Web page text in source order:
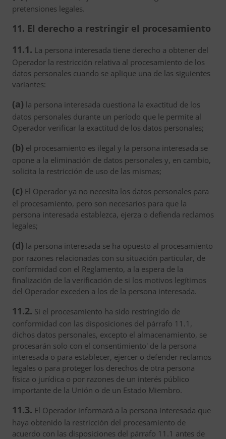
pretensiones legales.
11. El derecho a restringir el procesamiento
11.1. La persona interesada tiene derecho a obtener del
Operador la restricción relativa al procesamiento de los
datos personales cuando se aplique una de las siguientes
variantes:
(a) la persona interesada cuestiona la exactitud de los
datos personales durante un período que le permite al
Operador verificar la exactitud de los datos personales;
(b) el procesamiento es ilegal y la persona interesada se
opone a la eliminación de datos personales y, en cambio,
solicita la restricción de uso de las mismas;
(c) El Operador ya no necesita los datos personales para
el procesamiento, pero son necesarios para que la
persona interesada establezca, ejerza o defienda reclamos
legales;
(d) la persona interesada se ha opuesto al procesamiento
por razones relacionadas con su situación particular, de
conformidad con el Reglamento, a la espera de la
finalización de la verificación de si los motivos legítimos
del Operador exceden a los de la persona interesada.
11.2. Si el procesamiento ha sido restringido de
conformidad con las disposiciones del párrafo 11.1,
dichos datos personales, excepto el almacenamiento, se
procesarán solo con el consentimiento' de la persona
interesada o para establecer, ejercer o defender reclamos
legales o para proteger los derechos de otra persona
física o jurídica o por razones de un interés público
importante de la Unión o de un Estado Miembro.
11.3. El Operador informará a la persona interesada que
haya obtenido la restricción del procesamiento de
acuerdo con las disposiciones del párrafo 11.1 antes de